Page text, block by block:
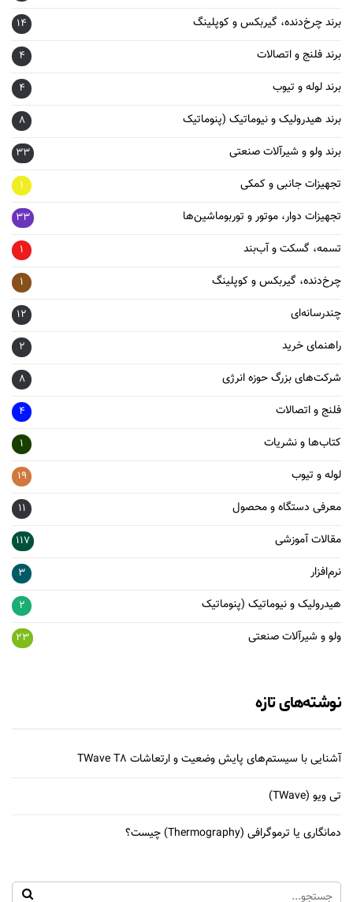
برند چرخ‌دنده، گیربکس و کوپلینگ 14
برند فلنج و اتصالات 4
برند لوله و تیوب 4
برند هیدرولیک و نیوماتیک (پنوماتیک 8
برند ولو و شیرآلات صنعتی 33
تجهیزات جانبی و کمکی 1
تجهیزات دوار، موتور و توربوماشین‌ها 33
تسمه، گسکت و آب‌بند 1
چرخ‌دنده، گیربکس و کوپلینگ 1
چندرسانه‌ای 12
راهنمای خرید 2
شرکت‌های بزرگ حوزه انرژی 8
فلنج و اتصالات 4
کتاب‌ها و نشریات 1
لوله و تیوب 19
معرفی دستگاه و محصول 11
مقالات آموزشی 117
نرم‌افزار 3
هیدرولیک و نیوماتیک (پنوماتیک 2
ولو و شیرآلات صنعتی 23
نوشته‌های تازه
آشنایی با سیستم‌های پایش وضعیت و ارتعاشات TWave T8
تی ویو (TWave)
دمانگاری یا ترموگرافی (Thermography) چیست؟